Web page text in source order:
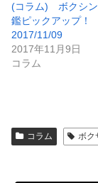
(コラム) ボクシン
鑑ピックアップ！
2017/11/09
2017年11月9日
コラム
コラム ボク